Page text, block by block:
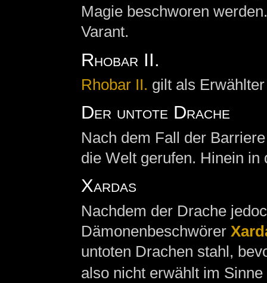
Magie beschworen werden.
Varant.
Rhobar II.
Rhobar II. gilt als
Der untote Drache
Nach dem Fall der
die Welt gerufen. Hinein in
Xardas
Nachdem der Drache
Dämonenbeschwörer
untoten Drachen stahl,
also nicht erwählt im